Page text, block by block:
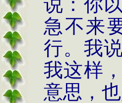
急不来
行。我
我这样
意思，